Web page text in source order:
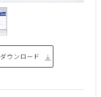
ダウンロード